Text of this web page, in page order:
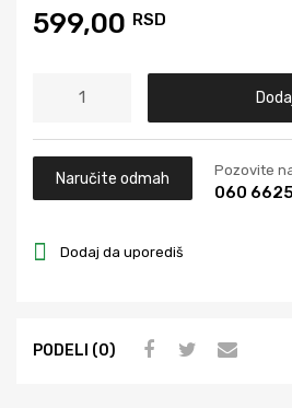
599,00 RSD
Naručite odmah Pozovite
060
Dodaj da uporediš
PODELI (0)